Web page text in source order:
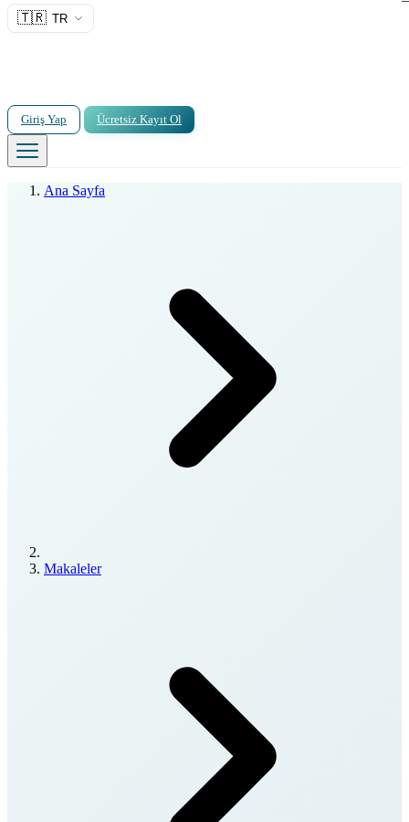
🇹🇷 TR
Giriş Yap Ücretsiz Kayıt Ol
Ana Sayfa
Makaleler